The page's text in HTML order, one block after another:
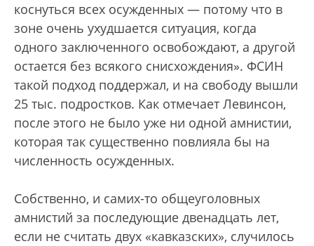
коснуться всех осужденных — потому что в
зоне очень ухудшается ситуация, когда
одного заключенного освобождают, а другой
остается без всякого снисхождения». ФСИН
такой подход поддержал, и на свободу вышли
25 тыс. подростков. Как отмечает Левинсон,
после этого не было уже ни одной амнистии,
которая так существенно повлияла бы на
численность осужденных.
Собственно, и самих-то общеуголовных
амнистий за последующие двенадцать лет,
если не считать двух «кавказских», случилось